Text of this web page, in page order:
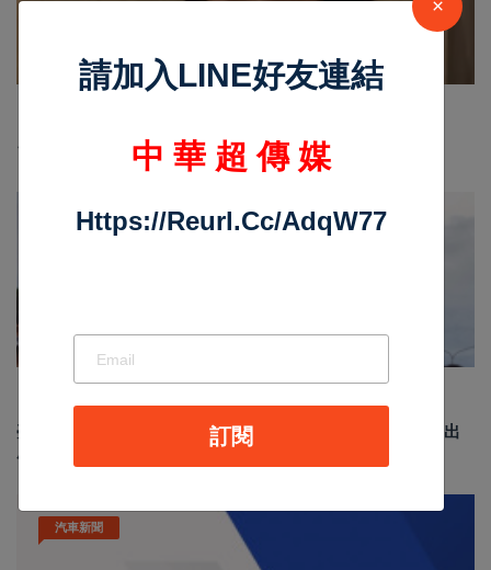
台中個人燒肉！自己做烤串丼！好吃又好玩！
最新消息
臺南安平龍舟賽結合反賄選宣導 政風處倡議乾淨選舉 划出
汽車新聞
×
請加入LINE好友連結
中 華 超 傳 媒
Https://reurl.cc/adqW77
訂閱